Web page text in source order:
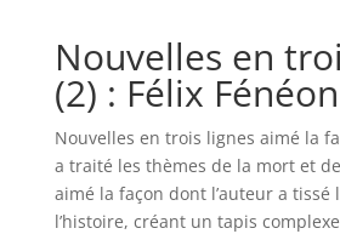
Nouvelles en
(2) : Félix Fénéon
Nouvelles en trois lignes aimé la
a traité les thèmes de la mort et de
aimé la façon dont l’auteur a tissé
l’histoire, créant un tapis